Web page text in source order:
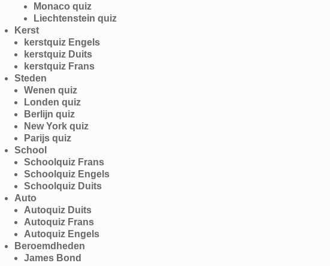
Monaco quiz
Liechtenstein quiz
Kerst
kerstquiz Engels
kerstquiz Duits
kerstquiz Frans
Steden
Wenen quiz
Londen quiz
Berlijn quiz
New York quiz
Parijs quiz
School
Schoolquiz Frans
Schoolquiz Engels
Schoolquiz Duits
Auto
Autoquiz Duits
Autoquiz Frans
Autoquiz Engels
Beroemdheden
James Bond